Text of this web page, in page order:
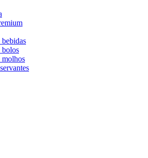
bebidas
bolos
molhos